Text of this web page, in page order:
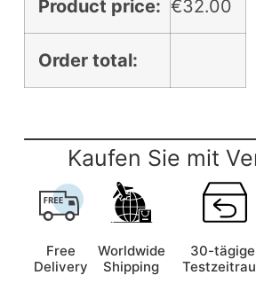
Product price: €32.00
Order total:
Kaufen Sie mit
Free
Delivery
Worldwide
Shipping
30-